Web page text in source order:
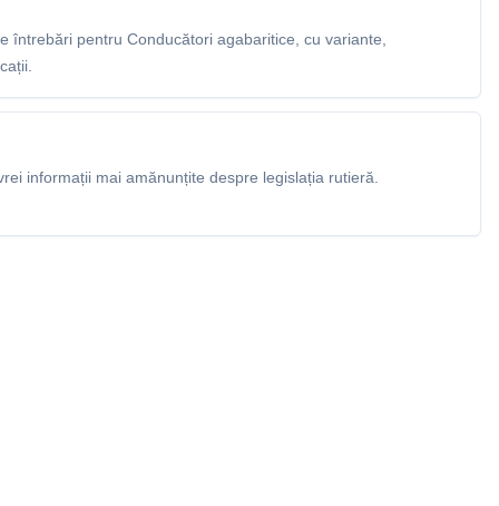
întrebări pentru Conducători agabaritice, cu variante,
informații mai amănunțite despre legislația rutieră.